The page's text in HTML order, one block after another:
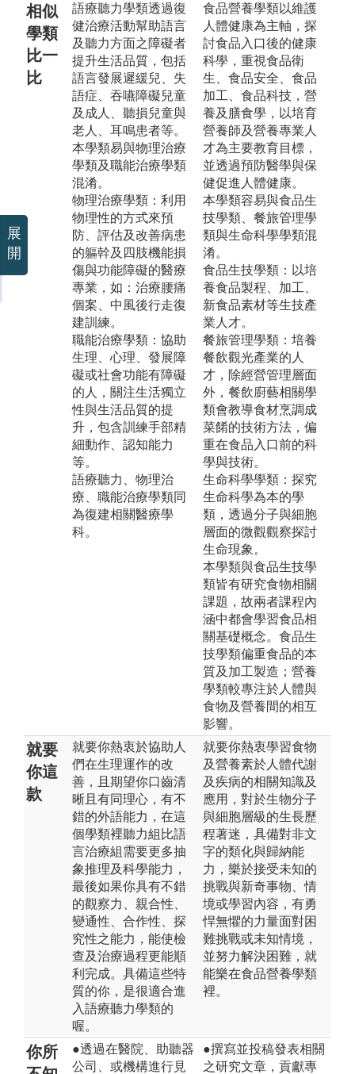
相似
學類
比一
比
語療聽力學類透過復
健治療活動幫助語言
及聽力方面之障礙者
提升生活品質，包括
語言發展遲緩兒、失
語症、吞嚥障礙兒童
及成人、聽損兒童與
老人、耳鳴患者等。
本學類易與物理治療
學類及職能治療學類
混淆。
物理治療學類：利用
物理性的方式來預
防、評估及改善病患
的軀幹及四肢機能損
傷與功能障礙的醫療
專業，如：治療腰痛
個案、中風後行走復
建訓練。
職能治療學類：協助
生理、心理、發展障
礙或社會功能有障礙
的人，關注生活獨立
性與生活品質的提
升，包含訓練手部精
細動作、認知能力
等。
語療聽力、物理治
療、職能治療學類同
為復建相關醫療學
科。
食品營養學類以維護
人體健康為主軸，探
討食品入口後的健康
科學，重視食品衛
生、食品安全、食品
加工、食品科技，營
養及膳食學，以培育
營養師及營養專業人
才為主要教育目標，
並透過預防醫學與保
健促進人體健康。
本學類容易與食品生
技學類、餐旅管理學
類與生命科學學類混
淆。
食品生技學類：以培
養食品製程、加工、
新食品素材等生技產
業人才。
餐旅管理學類：培養
餐飲觀光產業的人
才，除經營管理層面
外，餐飲廚藝相關學
類會教導食材烹調成
菜餚的技術方法，偏
重在食品入口前的科
學與技術。
生命科學學類：探究
生命科學為本的學
類，透過分子與細胞
層面的微觀觀察探討
生命現象。
本學類與食品生技學
類皆有研究食物相關
課題，故兩者課程內
涵中都會學習食品相
關基礎概念。食品生
技學類偏重食品的本
質及加工製造；營養
學類較專注於人體與
食物及營養間的相互
影響。
就要
你這
款
就要你熱衷於協助人
們在生理運作的改
善，且期望你口齒清
晰且有同理心，有不
錯的外語能力，在這
個學類裡聽力組比語
言治療組需要更多抽
象推理及科學能力，
最後如果你具有不錯
的觀察力、親合性、
變通性、合作性、探
究性之能力，能使檢
查及治療過程更能順
利完成。具備這些特
質的你，是很適合進
入語療聽力學類的
喔。
就要你熱衷學習食物
及營養素於人體代謝
及疾病的相關知識及
應用，對於生物分子
與細胞層級的生長歷
程著迷，具備對非文
字的類化與歸納能
力，樂於接受未知的
挑戰與新奇事物、情
境或學習內容，有勇
悍無懼的力量面對困
難挑戰或未知情境，
並努力解決困難，就
能樂在食品營養學類
裡。
你所
●透過在醫院、助聽器
公司、或機構進行見
●撰寫並投稿發表相關
之研究文章，貢獻專
展
開